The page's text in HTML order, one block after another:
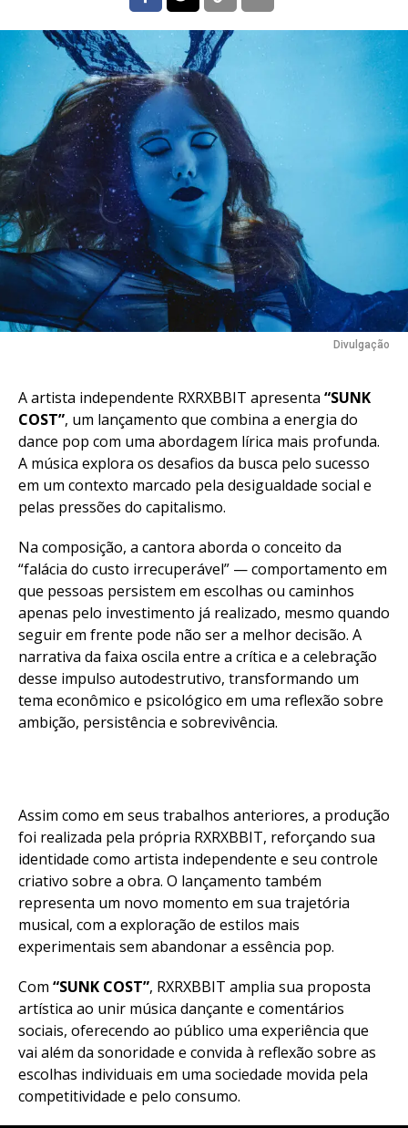
Divulgação
A artista independente RXRXBBIT apresenta “SUNK
COST”, um lançamento que combina a energia do
dance pop com uma abordagem lírica mais profunda.
A música explora os desafios da busca pelo sucesso
em um contexto marcado pela desigualdade social e
pelas pressões do capitalismo.
Na composição, a cantora aborda o conceito da
“falácia do custo irrecuperável” — comportamento em
que pessoas persistem em escolhas ou caminhos
apenas pelo investimento já realizado, mesmo quando
seguir em frente pode não ser a melhor decisão. A
narrativa da faixa oscila entre a crítica e a celebração
desse impulso autodestrutivo, transformando um
tema econômico e psicológico em uma reflexão sobre
ambição, persistência e sobrevivência.
Assim como em seus trabalhos anteriores, a produção
foi realizada pela própria RXRXBBIT, reforçando sua
identidade como artista independente e seu controle
criativo sobre a obra. O lançamento também
representa um novo momento em sua trajetória
musical, com a exploração de estilos mais
experimentais sem abandonar a essência pop.
Com “SUNK COST”, RXRXBBIT amplia sua proposta
artística ao unir música dançante e comentários
sociais, oferecendo ao público uma experiência que
vai além da sonoridade e convida à reflexão sobre as
escolhas individuais em uma sociedade movida pela
competitividade e pelo consumo.